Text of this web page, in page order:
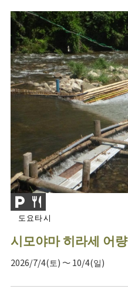
도요타시
시모야마 히라세 어량
2026/7/4(토) ～ 10/4(일)